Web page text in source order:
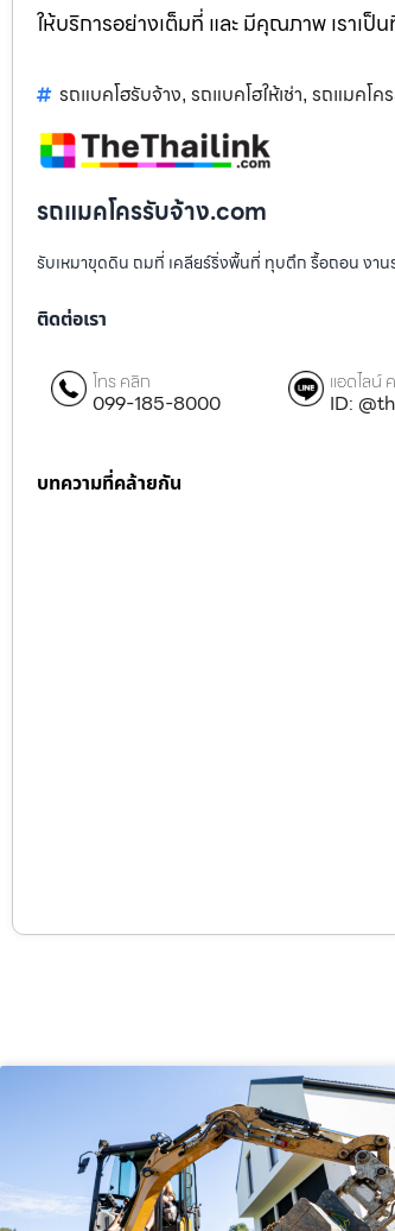
ให้บริการอย่างเต็มที่ และ มีคุณภาพ เราเ
รถแบคโฮรับจ้าง, รถแบคโฮให้เช่า, รถแมคโค
รถแมคโครรับจ้าง.com
รับเหมาขุดดิน ถมที่ เคลียร์ริ่งพื้นที่ ทุบตึก รื้อถอน งาน
ติดต่อเรา
โทร คลิก
099-185-8000
แอดไลน์
ID:
บทความที่คล้ายกัน